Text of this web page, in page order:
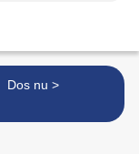
Dos nu >